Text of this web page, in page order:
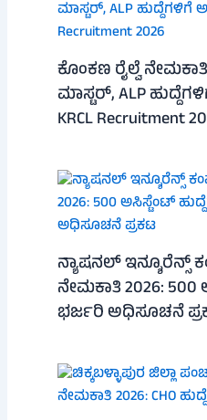
ಕೊಂಕಣ ರೈಲ್ವೆ
ಮಾಸ್ಟರ್, ALP
KRCL Recruitment
ನ್ಯಾಷನಲ್
ನೇಮಕಾತಿ 2026: 500
ಭರ್ಜರಿ ಅಧಿಸೂಚನೆ